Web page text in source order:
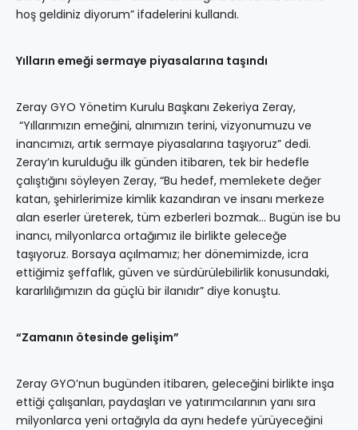
hoş geldiniz diyorum” ifadelerini kullandı.
Yılların emeği sermaye piyasalarına taşındı
Zeray GYO Yönetim Kurulu Başkanı Zekeriya Zeray,
“Yıllarımızın emeğini, alnımızın terini, vizyonumuzu ve
inancımızı, artık sermaye piyasalarına taşıyoruz” dedi.
Zeray’ın kurulduğu ilk günden itibaren, tek bir hedefle
çalıştığını söyleyen Zeray, “Bu hedef, memlekete değer
katan, şehirlerimize kimlik kazandıran ve insanı merkeze
alan eserler üreterek, tüm ezberleri bozmak… Bugün ise bu
inancı, milyonlarca ortağımız ile birlikte geleceğe
taşıyoruz. Borsaya açılmamız; her dönemimizde, icra
ettiğimiz şeffaflık, güven ve sürdürülebilirlik konusundaki,
kararlılığımızın da güçlü bir ilanıdır” diye konuştu.
“Zamanın ötesinde gelişim”
Zeray GYO’nun bugünden itibaren, geleceğini birlikte inşa
ettiği çalışanları, paydaşları ve yatırımcılarının yanı sıra
milyonlarca yeni ortağıyla da aynı hedefe yürüyeceğini